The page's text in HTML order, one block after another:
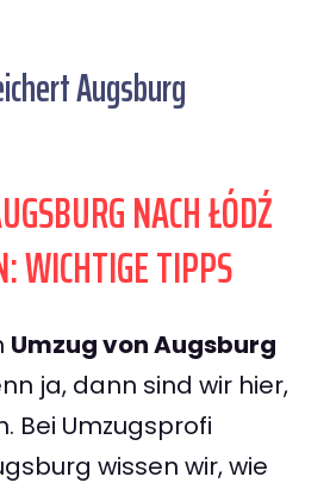
Augsburg
NACH ŁÓDŹ
WICHTIGE TIPPS
Umzug von Augsburg
ja, dann sind wir hier,
Bei Umzugsprofi
wissen wir, wie